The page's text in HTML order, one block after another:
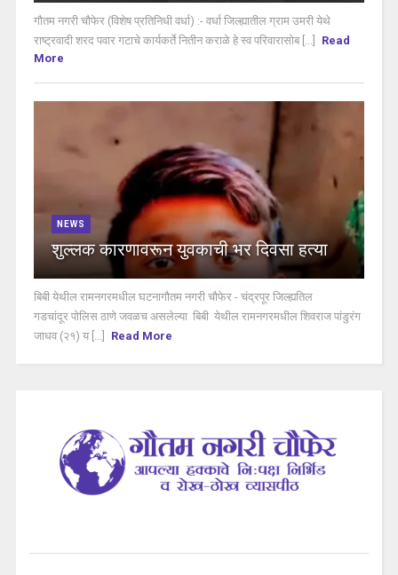
गौतम नगरी चौफेर (विशेष प्रतिनिधी वर्धा) :- वर्धा जिल्ह्यातील ग्राम उमरी येथे
राष्ट्रवादी शरद पवार गटाचे कार्यकर्ते नितीन कराळे हे स्व परिवारासोब [...]
Read
More
NEWS
शुल्लक कारणावरून युवकाची भर दिवसा हत्या
बिबी येथील रामनगरमधील घटनागौतम नगरी चौफेर - चंद्रपूर जिल्ह्यतिल
गडचांदूर पोलिस ठाणे जवळच असलेल्या बिबी येथील रामनगरमधील शिवराज पांडुरंग
जाधव (२१) य [...]
Read More